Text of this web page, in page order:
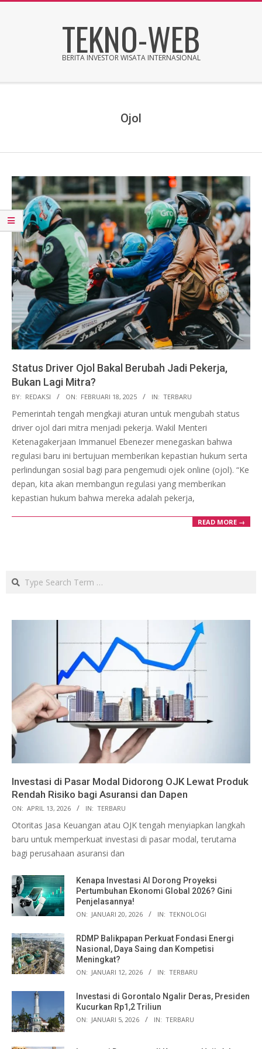
TEKNO-WEB
BERITA INVESTOR WISATA INTERNASIONAL
Ojol
Status Driver Ojol Bakal Berubah Jadi Pekerja,
Bukan Lagi Mitra?
2025-
02-
18
BY: REDAKSI ON: FEBRUARI 18, 2025 IN: TERBARU
Pemerintah tengah mengkaji aturan untuk mengubah status
driver ojol dari mitra menjadi pekerja. Wakil Menteri
Ketenagakerjaan Immanuel Ebenezer menegaskan bahwa
regulasi baru ini bertujuan memberikan kepastian hukum serta
perlindungan sosial bagi para pengemudi ojek online (ojol). “Ke
depan, kita akan membangun regulasi yang memberikan
kepastian hukum bahwa mereka adalah pekerja,
READ MORE →
Search
Investasi di Pasar Modal Didorong OJK Lewat Produk
Rendah Risiko bagi Asuransi dan Dapen
ON: APRIL 13, 2026 IN: TERBARU
Otoritas Jasa Keuangan atau OJK tengah menyiapkan langkah
baru untuk memperkuat investasi di pasar modal, terutama
bagi perusahaan asuransi dan
Kenapa Investasi AI Dorong Proyeksi
Pertumbuhan Ekonomi Global 2026? Gini
Penjelasannya!
ON: JANUARI 20, 2026 IN: TEKNOLOGI
RDMP Balikpapan Perkuat Fondasi Energi
Nasional, Daya Saing dan Kompetisi
Meningkat?
ON: JANUARI 12, 2026 IN: TERBARU
Investasi di Gorontalo Ngalir Deras, Presiden
Kucurkan Rp1,2 Triliun
ON: JANUARI 5, 2026 IN: TERBARU